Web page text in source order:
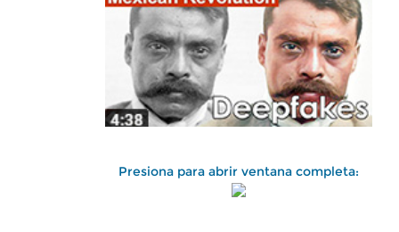
Presiona para abrir ventana completa: